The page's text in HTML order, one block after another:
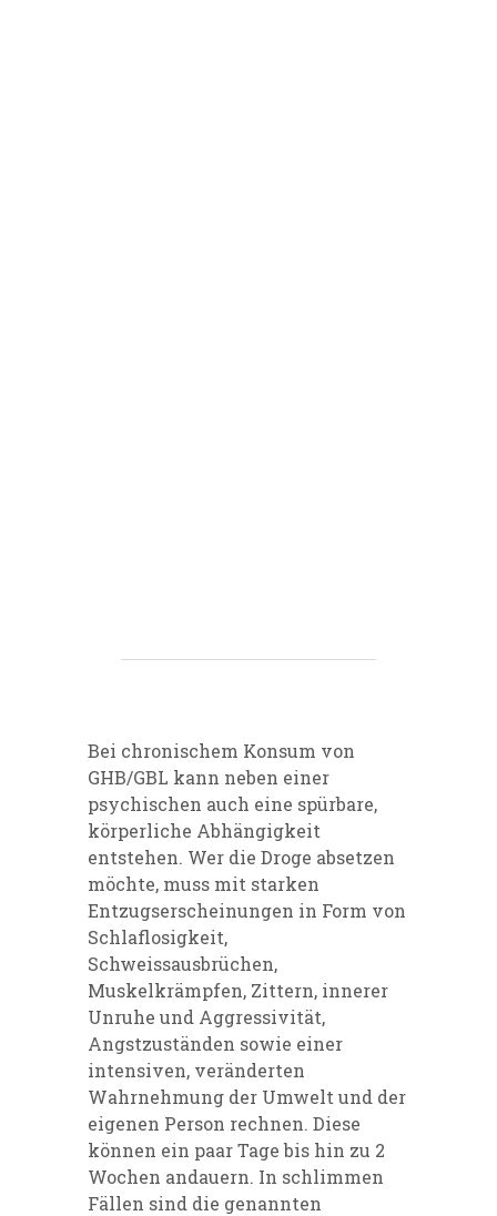
Bei chronischem Konsum von
GHB/GBL kann neben einer
psychischen auch eine spürbare,
körperliche Abhängigkeit
entstehen. Wer die Droge absetzen
möchte, muss mit starken
Entzugserscheinungen in Form von
Schlaflosigkeit,
Schweissausbrüchen,
Muskelkrämpfen, Zittern, innerer
Unruhe und Aggressivität,
Angstzuständen sowie einer
intensiven, veränderten
Wahrnehmung der Umwelt und der
eigenen Person rechnen. Diese
können ein paar Tage bis hin zu 2
Wochen andauern. In schlimmen
Fällen sind die genannten